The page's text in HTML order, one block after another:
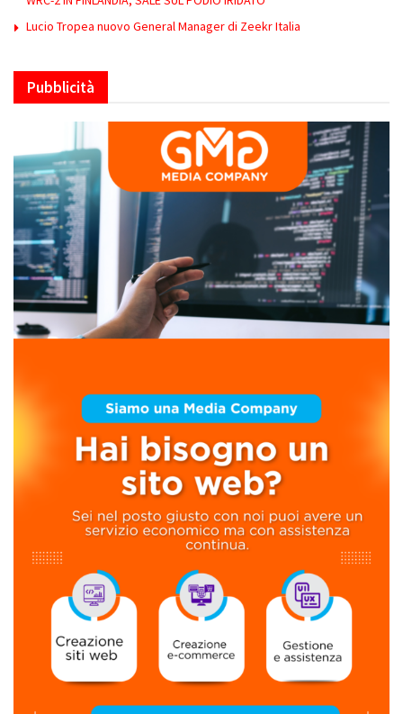
Lucio Tropea nuovo General Manager di Zeekr Italia
Pubblicità